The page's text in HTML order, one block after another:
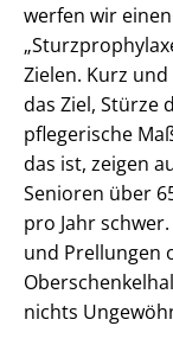
werfen wir
Zielen. Kurz
das Ziel, Stürze
pflegerische
das ist, zeigen
Senioren über
pro Jahr
und Prellungen
nichts